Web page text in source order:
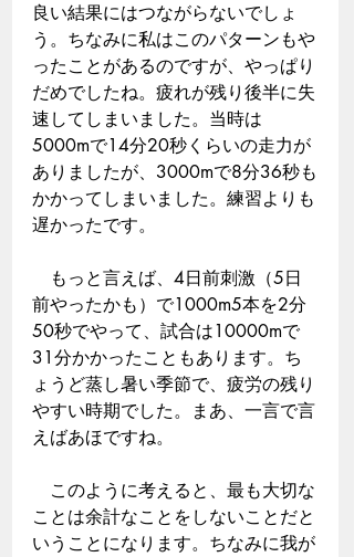
良い結果にはつながらないでしょ
う。ちなみに私はこのパターンもや
ったことがあるのですが、やっぱり
だめでしたね。疲れが残り後半に失
速してしまいました。当時は
5000mで14分20秒くらいの走力が
ありましたが、3000mで8分36秒も
かかってしまいました。練習よりも
遅かったです。
もっと言えば、4日前刺激（5日
前やったかも）で1000m5本を2分
50秒でやって、試合は10000mで
31分かかったこともあります。ち
ょうど蒸し暑い季節で、疲労の残り
やすい時期でした。まあ、一言で言
えばあほですね。
このように考えると、最も大切な
ことは余計なことをしないことだと
いうことになります。ちなみに我が